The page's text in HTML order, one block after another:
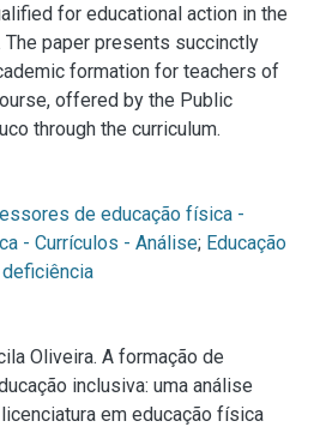
for educational action in the
paper presents succinctly
formation for teachers of
offered by the Public
through the curriculum.
de educação física -
- Currículos - Análise; Educação
Oliveira. A formação de
inclusiva: uma análise
em educação física